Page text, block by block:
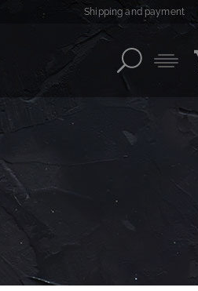
Shipping and payment